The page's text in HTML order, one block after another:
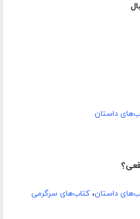
داستان
داستان، کتاب‌های سرگرمی